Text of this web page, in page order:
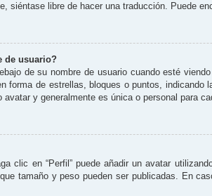
siéntase libre de hacer una traducción. Puede
de usuario?
de su nombre de usuario cuando esté
forma de estrellas, bloques o puntos,
y generalmente es única o personal para
clic en “Perfil” puede añadir un avatar
tamaño y peso pueden ser publicadas. En